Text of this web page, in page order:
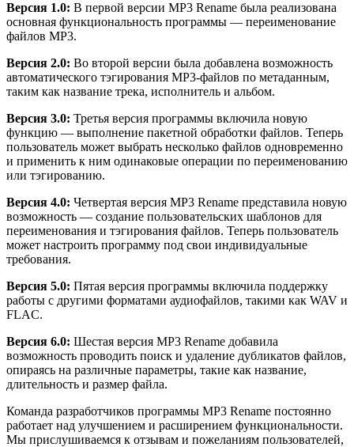
Версия 1.0: В первой версии MP3 Rename была реализована
основная функциональность программы — переименование
файлов MP3.
Версия 2.0: Во второй версии была добавлена возможность
автоматического тэгирования MP3-файлов по метаданным,
таким как название трека, исполнитель и альбом.
Версия 3.0: Третья версия программы включила новую
функцию — выполнение пакетной обработки файлов. Теперь
пользователь может выбрать несколько файлов одновременно
и применить к ним одинаковые операции по переименованию
или тэгированию.
Версия 4.0: Четвертая версия MP3 Rename представила новую
возможность — создание пользовательских шаблонов для
переименования и тэгирования файлов. Теперь пользователь
может настроить программу под свои индивидуальные
требования.
Версия 5.0: Пятая версия программы включила поддержку
работы с другими форматами аудиофайлов, такими как WAV и
FLAC.
Версия 6.0: Шестая версия MP3 Rename добавила
возможность проводить поиск и удаление дубликатов файлов,
опираясь на различные параметры, такие как название,
длительность и размер файла.
Команда разработчиков программы MP3 Rename постоянно
работает над улучшением и расширением функциональности.
Мы прислушиваемся к отзывам и пожеланиям пользователей,